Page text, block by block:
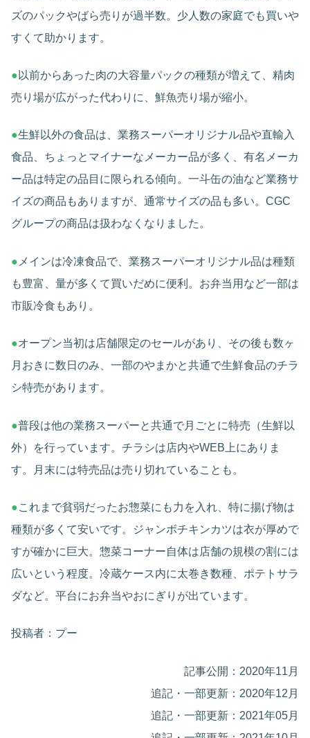
ズのパックやばら売りが過半数。少人数の家庭でも買いや
すくて助かります。
● 以前からあった肉の大容量パックの種類が増えて、精肉
売り場が広がった代わりに、鮮魚売り場が縮小。
●生鮮以外の食品は、業務スーパーオリジナル品や直輸入
食品、ちょっとマイナーなメーカー品が多く、有名メーカ
ー品は特定の品目に限られる傾向。一斗缶の油など業務サ
イズの商品もありますが、通常サイズの品も多い。CGC
グループの商品は扱わなくなりました。
● メインは冷凍食品で、業務スーパーオリジナル品は種類
も豊富、量が多くて買いだめに便利。お弁当用など一部は
市販冷食もあり。
●オープン当初は店舗限定のセールがあり、その後も数ヶ
月おきに数日のみ、一部のやまかと共通で生鮮食品のチラ
シ特売があります。
●普段は他の業務スーパーと共通で月ごとに特売（生鮮以
外）を行っています。チラシは店内やWEB上にありま
す。月末には特売品は売り切れていることも。
●これまで貧弱だったお惣菜にも力を入れ、特に揚げ物は
種類が多くて安いです。ジャンボチキンカツは衣が厚めで
すが確かに巨大。惣菜コーナー自体は店舗の規模の割には
広いという程度。冷蔵ケース内に太巻き数種、ポテトサラ
ダなど。平台にお弁当やおにぎりが出ています。
投稿者：プー
記事公開：2020年11月
追記・一部更新：2020年12月
追記・一部更新：2021年05月